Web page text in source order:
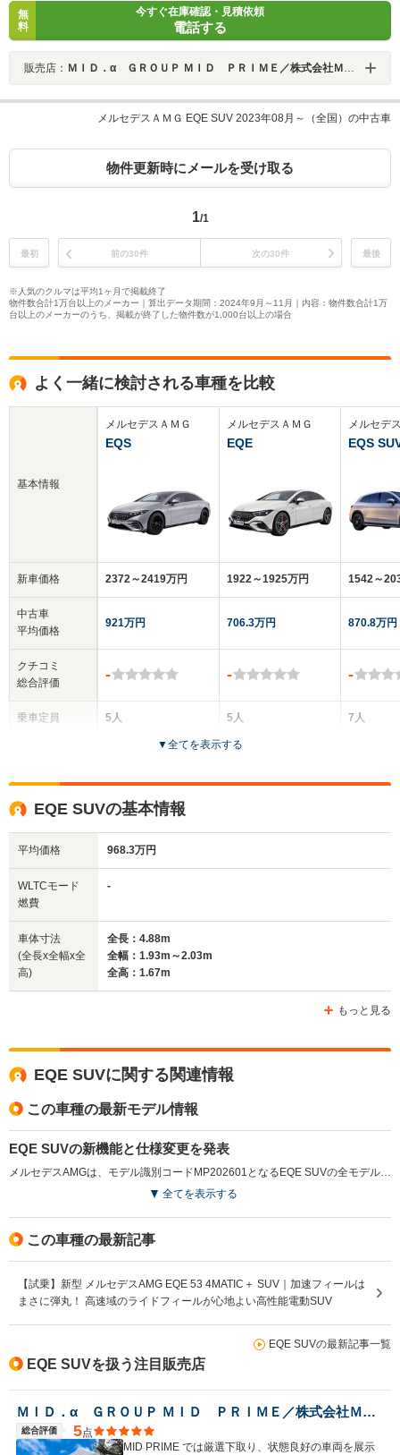
無
料
今すぐ在庫確認・見積依頼
電話する
販売店： ＭＩＤ．α ＧＲＯＵＰ ＭＩＤ ＰＲＩＭＥ／株式会社ＭＩＤ ＡＬＦＡ
メルセデスＡＭＧ EQE SUV 2023年08月～（全国）の中古車
物件更新時にメールを受け取る
1/1
最初 前の30件 次の30件 最後
※人気のクルマは平均1ヶ月で掲載終了
物件数合計1万台以上のメーカー｜算出データ期間：2024年9月～11月｜内容：物件数合計1万
台以上のメーカーのうち、掲載が終了した物件数が1,000台以上の場合
よく一緒に検討される車種を比較
基本情報
新車価格
中古車
平均価格
クチコミ
総合評価
乗車定員
サイズ
(全長x全幅x全高)
WLTCモード
燃費
排気量
駆動方式
メルセデスＡＭＧ
EQS
2372～2419万円
921万円
-
5人
全高
1.52m
4WD
メルセデスＡＭＧ
EQE
1922～1925万円
706.3万円
-
5人
4ドア
-
4WD
メルセデ
EQS
1542～
870.8万円
-
7人
4WD
▼全てを表示する
EQE SUVの基本情報
平均価格 968.3万円
WLTCモード
燃費
-
車体寸法
(全長x全幅x全
高)
全長：4.88m
全幅：1.93m～2.03m
全高：1.67m
もっと見る
EQE SUVに関する関連情報
この車種の最新モデル情報
EQE SUVの新機能と仕様変更を発表
メルセデスAMGは、モデル識別コードMP202601となるEQE SUVの全モデルに対する変更を発表した。新たに外装色として「パタゴニアレッド（メタリック）」が追加され、利用者に新しい選択肢を提供した。また、Sound Experienceに新たなサウンド「Fractal Fusion」と「Granular Fuzz」が追加され、音響面でも充実した体験が可能となる。普通充電の能力が32Aから40Aに向上し、充電の効率も改善されている。（2026.2）
全てを表示する
この車種の最新記事
【試乗】新型 メルセデスAMG EQE 53 4MATIC＋ SUV｜加速フィールは
まさに弾丸！ 高速域のライドフィールが心地よい高性能電動SUV
EQE SUVの最新記事一覧
EQE SUVを扱う注目販売店
ＭＩＤ．α ＧＲＯＵＰ ＭＩＤ ＰＲＩＭＥ／株式会社ＭＩＤ ＡＬＦＡ
総合評価 5点
MID PRIME では厳選下取り、状態良好の車両を展示